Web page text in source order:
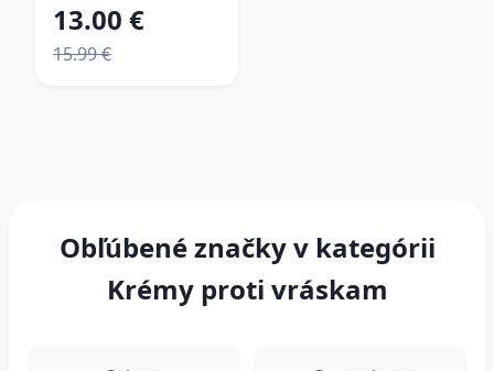
13.00 €
15.99 €
Obľúbené značky v kategórii
Krémy proti vráskam